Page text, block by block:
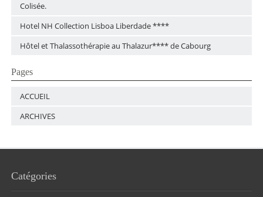
Colisée.
Hotel NH Collection Lisboa Liberdade ****
Hôtel et Thalassothérapie au Thalazur**** de Cabourg
Pages
ACCUEIL
ARCHIVES
Catégories